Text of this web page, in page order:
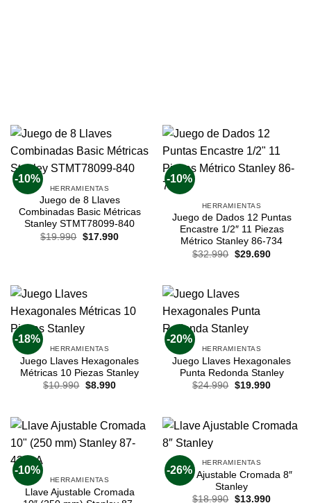
-10%
HERRAMIENTAS
Juego de 8 Llaves
Combinadas Basic Métricas
Stanley STMT78099-840
$19.990 $17.990
-10%
HERRAMIENTAS
Juego de Dados 12 Puntas
Encastre 1/2″ 11 Piezas
Métrico Stanley 86-734
$32.990 $29.690
-18%
HERRAMIENTAS
Juego Llaves Hexagonales
Métricas 10 Piezas Stanley
$10.990 $8.990
-20%
HERRAMIENTAS
Juego Llaves Hexagonales
Punta Redonda Stanley
$24.990 $19.990
-10%
HERRAMIENTAS
Llave Ajustable Cromada
-26%
HERRAMIENTAS
Llave Ajustable Cromada 8″
Stanley
$18.990 $13.990